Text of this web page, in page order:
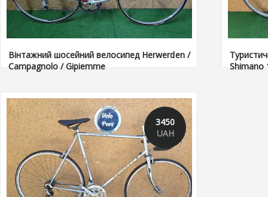
Вінтажний шосейний велосипед Herwerden /
Campagnolo / Gipiemme
Shimano
3450
UAH